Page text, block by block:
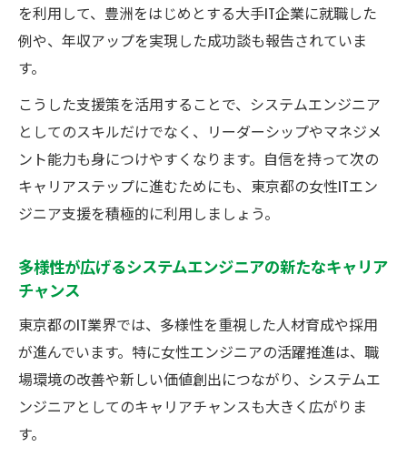
を利用して、豊洲をはじめとする大手IT企業に就職した
例や、年収アップを実現した成功談も報告されていま
す。
こうした支援策を活用することで、システムエンジニア
としてのスキルだけでなく、リーダーシップやマネジメ
ント能力も身につけやすくなります。自信を持って次の
キャリアステップに進むためにも、東京都の女性ITエン
ジニア支援を積極的に利用しましょう。
多様性が広げるシステムエンジニアの新たなキャリア
チャンス
東京都のIT業界では、多様性を重視した人材育成や採用
が進んでいます。特に女性エンジニアの活躍推進は、職
場環境の改善や新しい価値創出につながり、システムエ
ンジニアとしてのキャリアチャンスも大きく広がりま
す。